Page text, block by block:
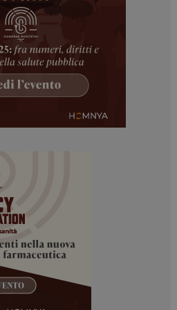
a rendere fruibile il
funzionalità di base quali la
e l'accesso alle aree
web non è in grado di
senza questi cookie.
FORNITORE / DOMINIO
Google LLC